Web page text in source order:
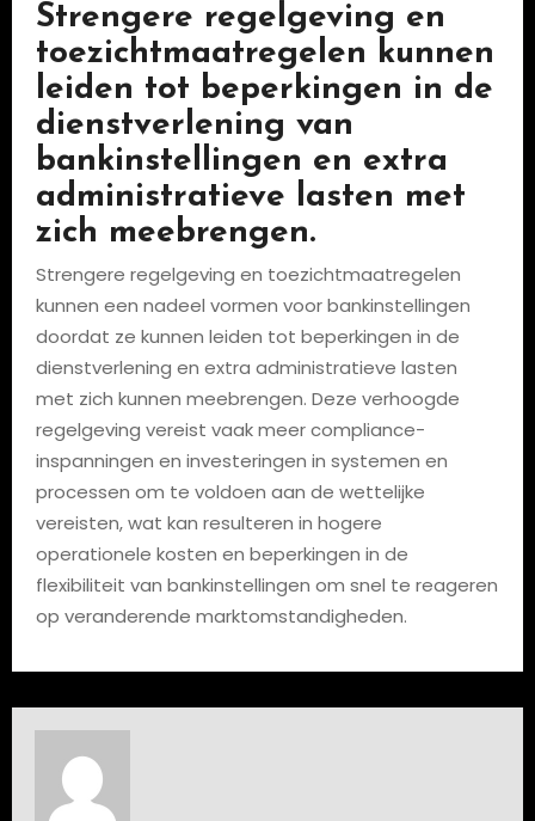
Strengere regelgeving en
toezichtmaatregelen kunnen
leiden tot beperkingen in de
dienstverlening van
bankinstellingen en extra
administratieve lasten met
zich meebrengen.
Strengere regelgeving en toezichtmaatregelen
kunnen een nadeel vormen voor bankinstellingen
doordat ze kunnen leiden tot beperkingen in de
dienstverlening en extra administratieve lasten
met zich kunnen meebrengen. Deze verhoogde
regelgeving vereist vaak meer compliance-
inspanningen en investeringen in systemen en
processen om te voldoen aan de wettelijke
vereisten, wat kan resulteren in hogere
operationele kosten en beperkingen in de
flexibiliteit van bankinstellingen om snel te reageren
op veranderende marktomstandigheden.